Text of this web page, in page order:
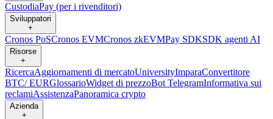
CustodiaPay (per i rivenditori)
Sviluppatori
+
Cronos PoSCronos EVMCronos zkEVMPay SDKSDK agenti AI
Risorse
+
RicercaAggiornamenti di mercatoUniversityImparaConvertitore
BTC/ EURGlossarioWidget di prezzoBot TelegramInformativa sui
reclamiAssistenzaPanoramica crypto
Azienda
+